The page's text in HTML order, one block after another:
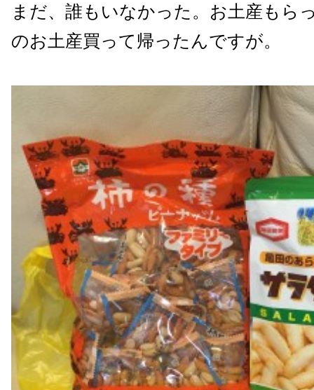
まだ、誰もいなかった。お土産もら
のお土産買って帰ったんですが。